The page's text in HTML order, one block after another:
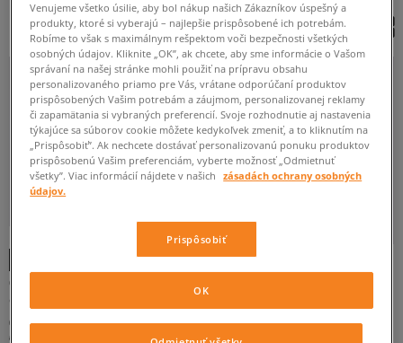
DÁMSKE PÁNSKE
35 36
CONVERSE CHUCK TAYLOR ALL STAR
90 €
64 €
69 €
-10 % S KÓDOM: TOP (MIN. 70 €)
OX
dámske
70 €
49 €
59 €-najnižšia cena
Venujeme všetko úsilie, aby bol nákup našich Zákazníkov úspešný a
produkty, ktoré si vyberajú – najlepšie prispôsobené ich potrebám.
Robíme to však s maximálnym rešpektom voči bezpečnosti všetkých
osobných údajov. Kliknite „OK”, ak chcete, aby sme informácie o Vašom
správaní na našej stránke mohli použiť na prípravu obsahu
personalizovaného priamo pre Vás, vrátane odporúčaní produktov
prispôsobených Vašim potrebám a záujmom, personalizovanej reklamy
či zapamätania si vybraných preferencií. Svoje rozhodnutie aj nastavenia
týkajúce sa súborov cookie môžete kedykoľvek zmeniť, a to kliknutím na
„Prispôsobiť”. Ak nechcete dostávať personalizovanú ponuku produktov
prispôsobenú Vašim preferenciám, vyberte možnosť „Odmietnuť
všetky”. Viac informácií nájdete v našich
zásadách ochrany osobných
údajov.
Prispôsobiť
OK